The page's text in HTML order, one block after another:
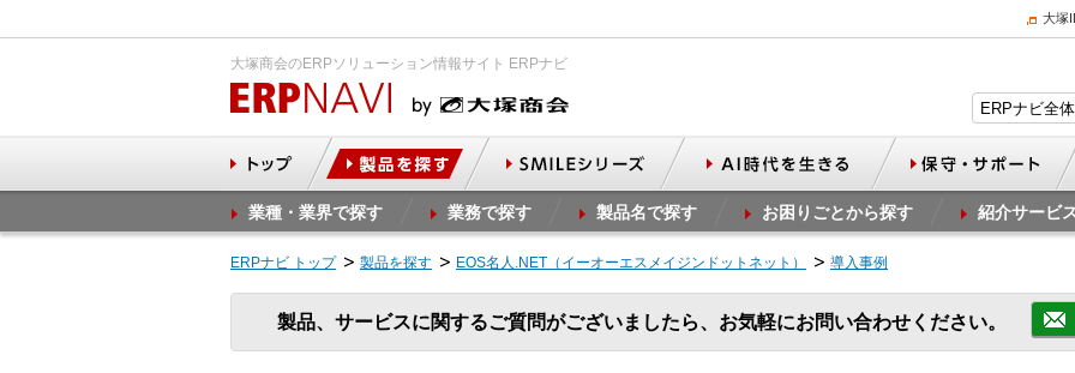
大塚
大塚商会のERPソリューション情報サイト ERPナビ
業種・業界で探す 業務で探す 製品名で探す お困りごとから探す 紹介サービ
ERPナビ トップ 製品を探す EOS名人.NET（イーオーエスメイジンドットネット） 導入事例
製品、サービスに関するご質問がございましたら、お気軽にお問い合わせください。